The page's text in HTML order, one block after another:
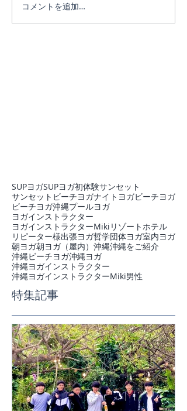
コメントを追加…
SUPヨガSUPヨガ初体験サンセット
サンセットビーチヨガナイトヨガビーチヨガ
ビーチヨガ沖縄プールヨガ
ヨガインストラクター
ヨガインストラクターMiki リゾートホテル
リピーター様出張ヨガ哲学団体ヨガ室内ヨガ
朝ヨガ朝ヨガ（屋内） 沖縄沖縄をご紹介
沖縄ビーチヨガ沖縄ヨガ
沖縄ヨガインストラクター
沖縄ヨガインストラクターMiki男性
特集記事